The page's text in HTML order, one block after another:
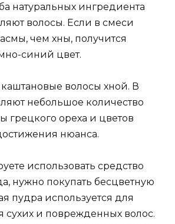
натуральных ингредиента
волосы. Если в смеси
чем хны, получится
синий цвет.
волосы хной. В
небольшое количество
грецкого ореха и цветов
нюанса.
использовать средство
нужно покупать бесцветную
пудра используется для
сухих и поврежденных волос.